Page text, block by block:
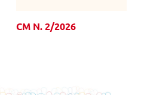
CM N. 2/2026